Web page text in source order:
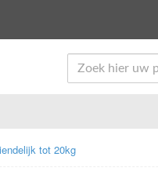
tot 20kg